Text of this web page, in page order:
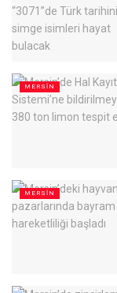
MERSIN
MERSIN